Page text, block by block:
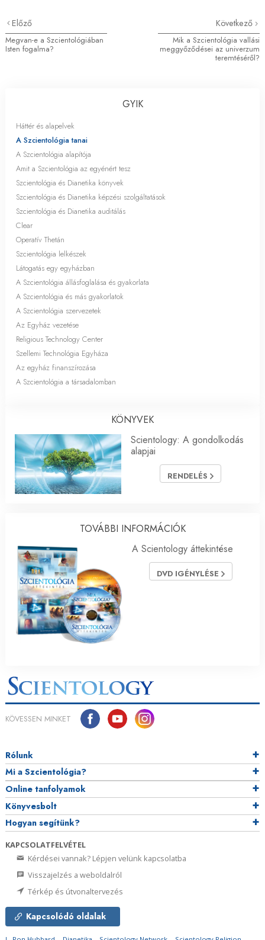
Előző
Megvan-e a Szcientológiában
Isten fogalma?
Következő
Mik a Szcientológia vallási
meggyőződései az univerzum
teremtéséről?
GYIK
Háttér és alapelvek
A Szcientológia tanai
A Szcientológia alapítója
Amit a Szcientológia az egyénért tesz
Szcientológia és Dianetika könyvek
Szcientológia és Dianetika képzési szolgáltatások
Szcientológia és Dianetika auditálás
Clear
Operatív Thetán
Szcientológia lelkészek
Látogatás egy egyházban
A Szcientológia állásfoglalása és gyakorlata
A Szcientológia és más gyakorlatok
A Szcientológia szervezetek
Az Egyház vezetése
Religious Technology Center
Szellemi Technológia Egyháza
Az egyház finanszírozása
A Szcientológia a társadalomban
KÖNYVEK
Scientology: A gondolkodás
alapjai
RENDELÉS
TOVÁBBI INFORMÁCIÓK
A Scientology áttekintése
DVD IGÉNYLÉSE
KÖVESSEN MINKET
Rólunk
Mi a Szcientológia?
Online tanfolyamok
Könyvesbolt
Hogyan segítünk?
KAPCSOLATFELVÉTEL
Kérdései vannak? Lépjen velünk kapcsolatba
Visszajelzés a weboldalról
Térkép és útvonaltervezés
Kapcsolódó oldalak